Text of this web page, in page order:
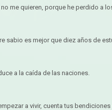
me quieren, porque he perdido a
sabio es mejor que diez años de
a la caída de las naciones.
a vivir, cuenta tus